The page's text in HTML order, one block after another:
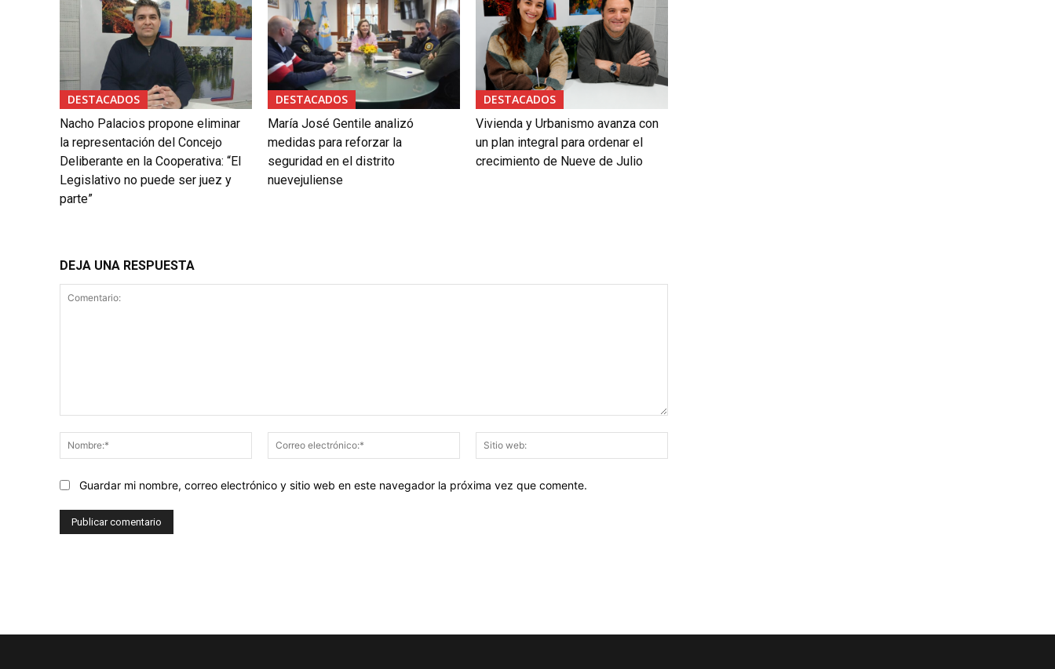
DESTACADOS
Nacho Palacios propone eliminar
la representación del Concejo
Deliberante en la Cooperativa: “El
Legislativo no puede ser juez y
parte”
DESTACADOS
María José Gentile analizó
medidas para reforzar la
seguridad en el distrito
nuevejuliense
DESTACADOS
Vivienda y Urbanismo avanza con
un plan integral para ordenar el
crecimiento de Nueve de Julio
DEJA UNA RESPUESTA
Nombre:*
Correo
electrónico:*
web:
Guardar mi nombre, correo electrónico y sitio web en este navegador la próxima vez que comente.